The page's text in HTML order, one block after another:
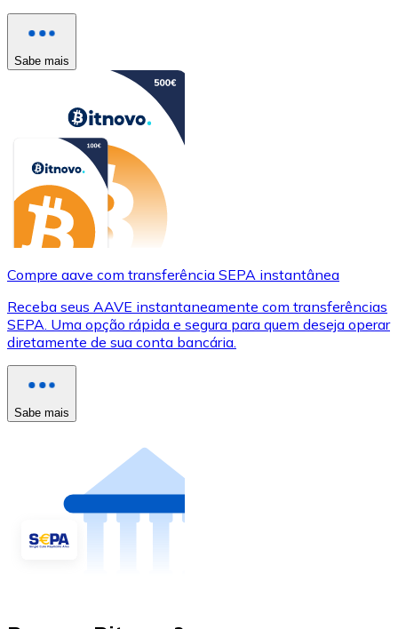
Sabe mais
Compre aave com transferência SEPA instantânea
Receba seus AAVE instantaneamente com transferências
SEPA. Uma opção rápida e segura para quem deseja operar
diretamente de sua conta bancária.
Sabe mais